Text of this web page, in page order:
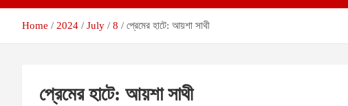
Home 2024 July 8 প্রেমের হাটে: আয়শা সাথী
প্রেমের হাটে: আয়শা সাথী